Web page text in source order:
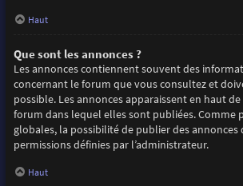
Haut
Que sont les annonces ?
Les annonces contiennent souvent des
concernant le forum que vous consultez et
possible. Les annonces apparaissent en haut
forum dans lequel elles sont publiées. Comme
globales, la possibilité de publier des annonces
permissions définies par l’administrateur.
Haut